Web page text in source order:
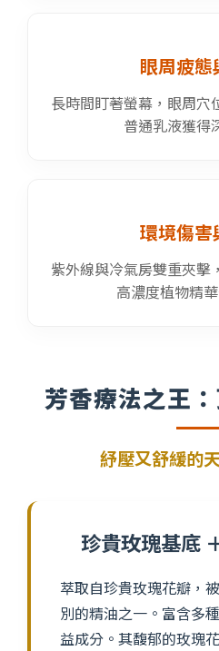
眼周疲態
長時間盯著螢幕，眼周穴
普通乳液獲得
環境傷害
紫外線與冷氣房雙重夾擊
高濃度植物精
芳香療法之王
紓壓又舒緩的
珍貴玫瑰基底
萃取自珍貴玫瑰花瓣，
別的精油之一。富含多
益成分。其馥郁的玫瑰